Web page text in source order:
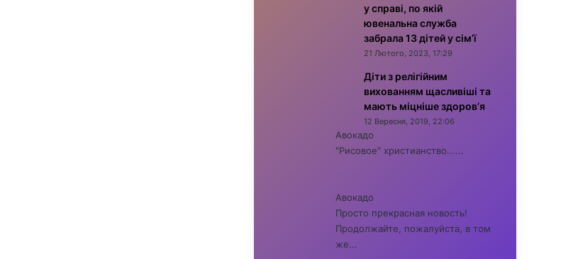
у справі, по якій
ювенальна служба
забрала 13 дітей у сім’ї
21 Лютого, 2023, 17:29
Діти з релігійним
вихованням щасливіші та
мають міцніше здоров’я
12 Вересня, 2019, 22:06
Авокадо
"Рисовое" христианство......
Авокадо
Просто прекрасная новость!
Продолжайте, пожалуйста, в том
же...